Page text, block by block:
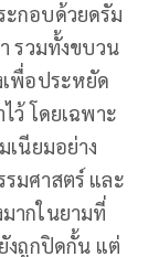
ะกอบด้วยดรัม
รวมทั้งขบวน
เพื่อประหยัด
ว้ โดยเฉพาะ
เนียมอย่าง
มศาสตร์ และ
ากในยามที่
งถูกปิดกั้น แต่